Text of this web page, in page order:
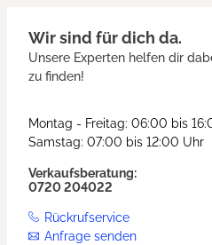
Wir sind für dich da.
Unsere Experten helfen dir
zu finden!
Montag - Freitag: 06:00 bis
Samstag: 07:00 bis 12:00 Uhr
Verkaufsberatung:
0720 204022
Rückrufservice
Anfrage senden